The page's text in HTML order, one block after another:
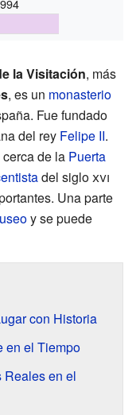
la Visitación, más
, es un monasterio
Fue fundado
del rey Felipe II.
de la Puerta
del sigloxvi
Una parte
y se puede
con Historia
en el Tiempo
Reales en el